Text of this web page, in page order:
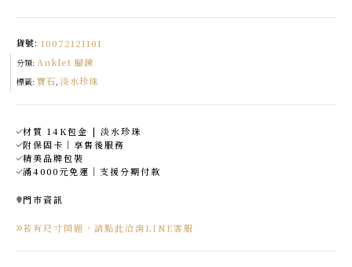
鍊
in
USA
量
貨號: 10072121101
分類: Anklet 腳鍊
標籤: 寶石, 淡水珍珠
材質 14K包金 | 淡水珍珠
附保固卡｜享售後服務
精美品牌包裝
滿4000元免運｜支援分期付款
門市資訊
若有尺寸問題，請點此洽詢LINE客服